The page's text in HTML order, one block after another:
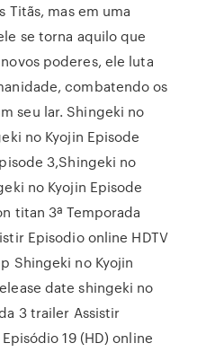
Titãs, mas em uma
se torna aquilo que
poderes, ele luta
combatendo os
seu lar. Shingeki no
no Kyojin Episode
3,Shingeki no
no Kyojin Episode
titan 3ª Temporada
Episodio online HDTV
Shingeki no Kyojin
date shingeki no
3 trailer Assistir
19 (HD) online